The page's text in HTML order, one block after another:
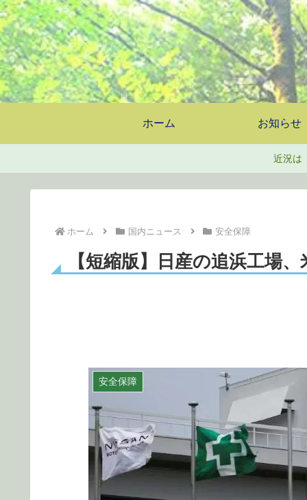
ホーム お知らせ
近況は
ホーム 国内ニュース 安全保障
【短縮版】日産の追浜工場
安全保障